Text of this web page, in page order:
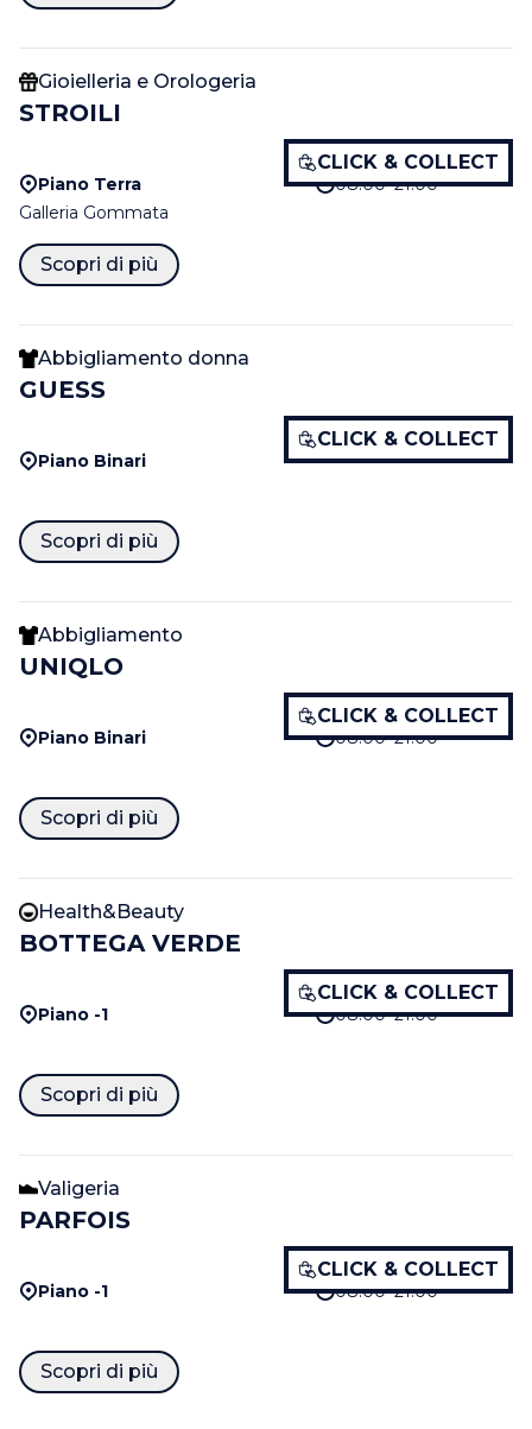
Gioielleria e Orologeria
STROILI
CLICK & COLLECT
Piano Terra
08:00–21:00
Galleria Gommata
Scopri di più
Abbigliamento donna
GUESS
CLICK & COLLECT
Piano Binari
Scopri di più
Abbigliamento
UNIQLO
CLICK & COLLECT
Piano Binari 08:00–21:00
Scopri di più
Health&Beauty
BOTTEGA VERDE
CLICK & COLLECT
Piano -1 08:00–21:00
Scopri di più
Valigeria
PARFOIS
CLICK & COLLECT
Piano -1 08:00–21:00
Scopri di più